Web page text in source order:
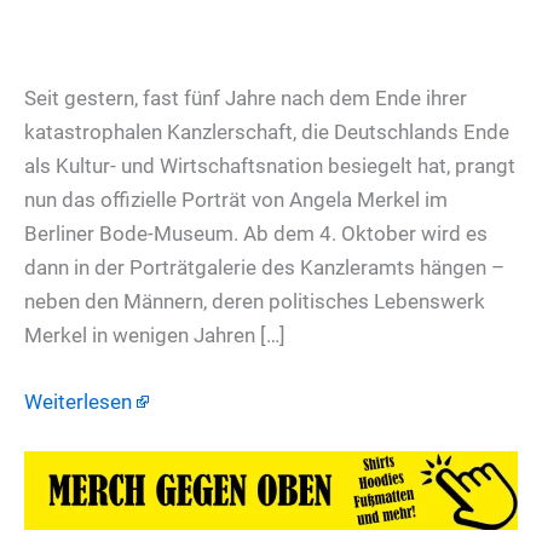
Seit gestern, fast fünf Jahre nach dem Ende ihrer
katastrophalen Kanzlerschaft, die Deutschlands Ende
als Kultur- und Wirtschaftsnation besiegelt hat, prangt
nun das offizielle Porträt von Angela Merkel im
Berliner Bode-Museum. Ab dem 4. Oktober wird es
dann in der Porträtgalerie des Kanzleramts hängen –
neben den Männern, deren politisches Lebenswerk
Merkel in wenigen Jahren […]
Weiterlesen